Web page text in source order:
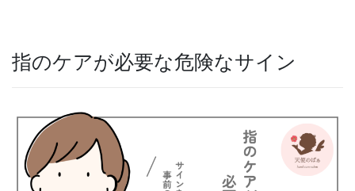
指のケアが必要な危険なサイン